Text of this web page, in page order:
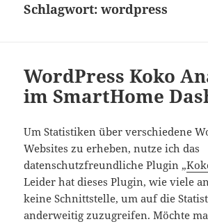
Schlagwort:wordpress
WordPress Koko
im SmartHome
Um Statistiken über verschiedene
Websites zu erheben, nutze ich das
datenschutzfreundliche Plugin „
Leider hat dieses Plugin, wie viele
keine Schnittstelle, um auf die
anderweitig zuzugreifen. Möchte